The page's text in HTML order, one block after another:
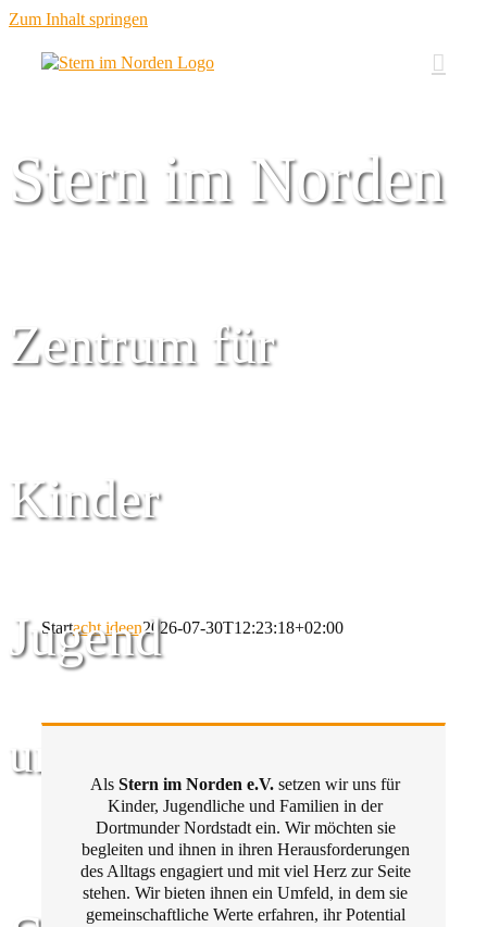
Zum Inhalt springen
Stern im Norden
Zentrum für
Kinder
Jugend
und Familie
Startacht ideen2026-07-30T12:23:18+02:00
Als Stern im Norden e.V. setzen wir uns für
Kinder, Jugendliche und Familien in der
Dortmunder Nordstadt ein. Wir möchten sie
begleiten und ihnen in ihren Herausforderungen
des Alltags engagiert und mit viel Herz zur Seite
stehen. Wir bieten ihnen ein Umfeld, in dem sie
gemeinschaftliche Werte erfahren, ihr Potential